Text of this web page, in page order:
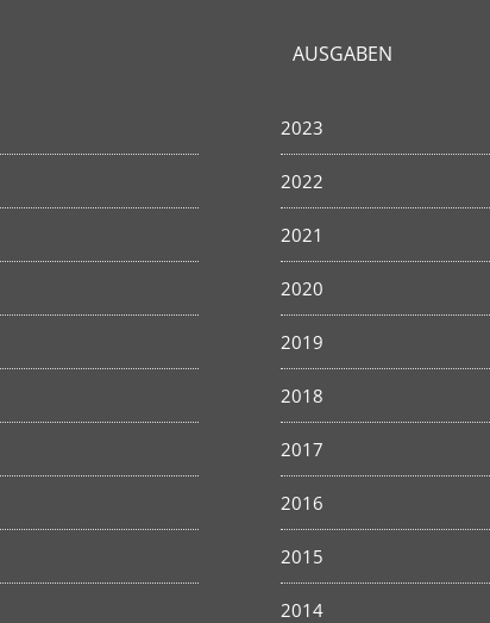
AUSGABEN
2023
2022
2021
2020
2019
2018
2017
2016
2015
2014